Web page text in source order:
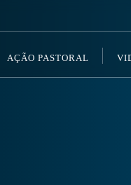
AÇÃO PASTORAL